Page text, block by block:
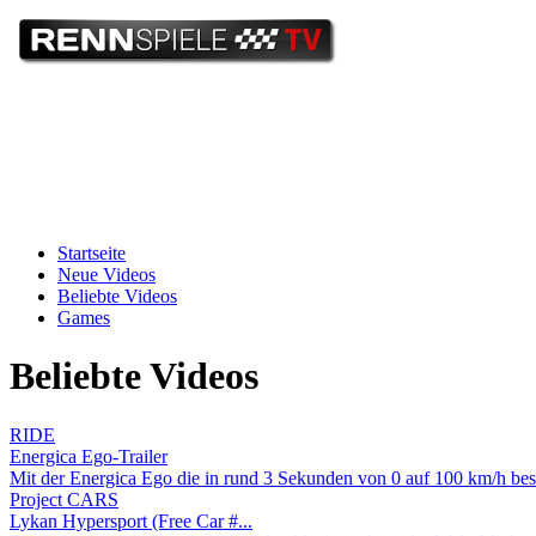
Startseite
Neue Videos
Beliebte Videos
Games
Beliebte Videos
RIDE
Energica Ego-Trailer
Mit der Energica Ego die in rund 3 Sekunden von 0 auf 100 km/h
Project CARS
Lykan Hypersport (Free Car #...